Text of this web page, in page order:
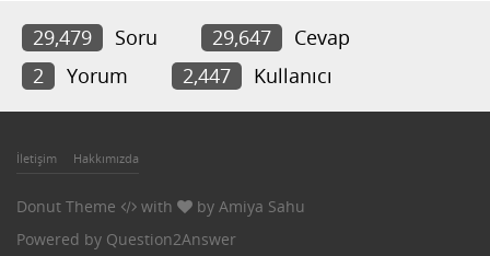
29,479 Soru 29,647
Cevap
2
Yorum 2,447 Kullanıcı
İletişim Hakkımızda
Donut Theme with by Amiya Sahu
Powered by Question2Answer